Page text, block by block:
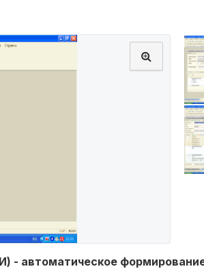
автоматическое